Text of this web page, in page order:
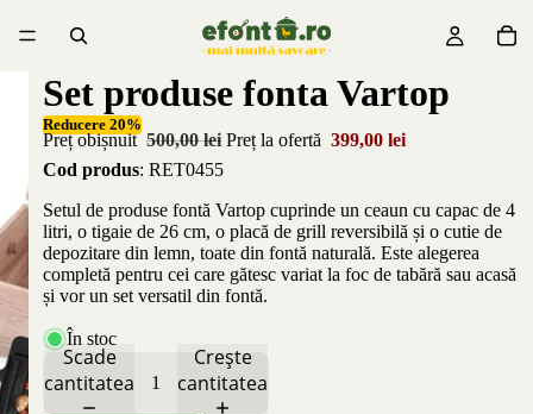
Set produse fonta Vartop
Reducere 20%
Preț obișnuit 500,00 lei Preț la ofertă 399,00 lei
Cod produs: RET0455
Setul de produse fontă Vartop cuprinde un ceaun cu capac de 4
litri, o tigaie de 26 cm, o placă de grill reversibilă și o cutie de
depozitare din lemn, toate din fontă naturală. Este alegerea
completă pentru cei care gătesc variat la foc de tabără sau acasă
și vor un set versatil din fontă.
În stoc
Scade
cantitatea
Crește
cantitatea